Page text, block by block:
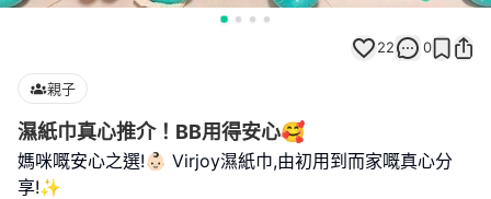
22 0
親子
濕紙巾真心推介！BB用得安心🥰
媽咪嘅安心之選!👶🏻 Virjoy濕紙巾,由初用到而家嘅真心分
享!✨